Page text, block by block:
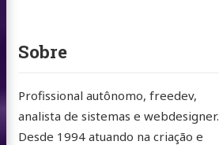
Sobre
Profissional autônomo, freedev,
analista de sistemas e webdesigner.
Desde 1994 atuando na criação e